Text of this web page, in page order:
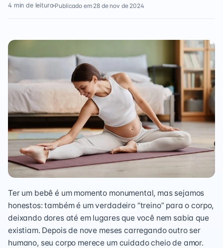
4 min de leitura Publicado em 28 de nov de 2024
Ter um bebê é um momento monumental, mas sejamos
honestos: também é um verdadeiro “treino” para o corpo,
deixando dores até em lugares que você nem sabia que
existiam. Depois de nove meses carregando outro ser
humano, seu corpo merece um cuidado cheio de amor.